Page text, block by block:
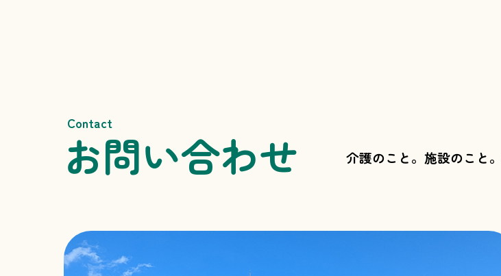
Contact
お問い合わせ 介護のこと。施設のこと。